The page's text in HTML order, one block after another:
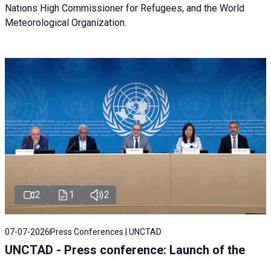
Nations High Commissioner for Refugees, and the World
Meteorological Organization.
2 1 2
07-07-2026 Press Conferences | UNCTAD
UNCTAD - Press conference: Launch of the